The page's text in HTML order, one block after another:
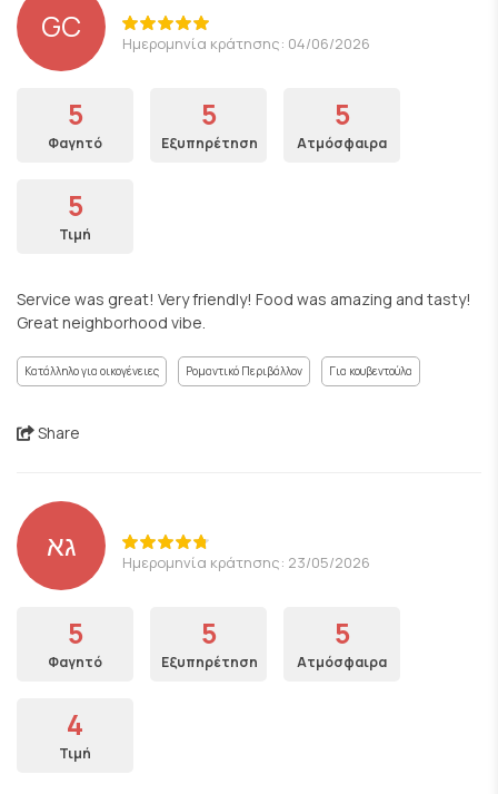
GC Ημερομηνία κράτησης: 04/06/2026
5
Φαγητό
5
Εξυπηρέτηση
5
Ατμόσφαιρα
5
Τιμή
Service was great! Very friendly! Food was amazing and tasty!
Great neighborhood vibe.
Κατάλληλο για οικογένειες Ρομαντικό Περιβάλλον Για κουβεντούλα
Share
גא Ημερομηνία κράτησης: 23/05/2026
5
Φαγητό
5
Εξυπηρέτηση
5
Ατμόσφαιρα
4
Τιμή